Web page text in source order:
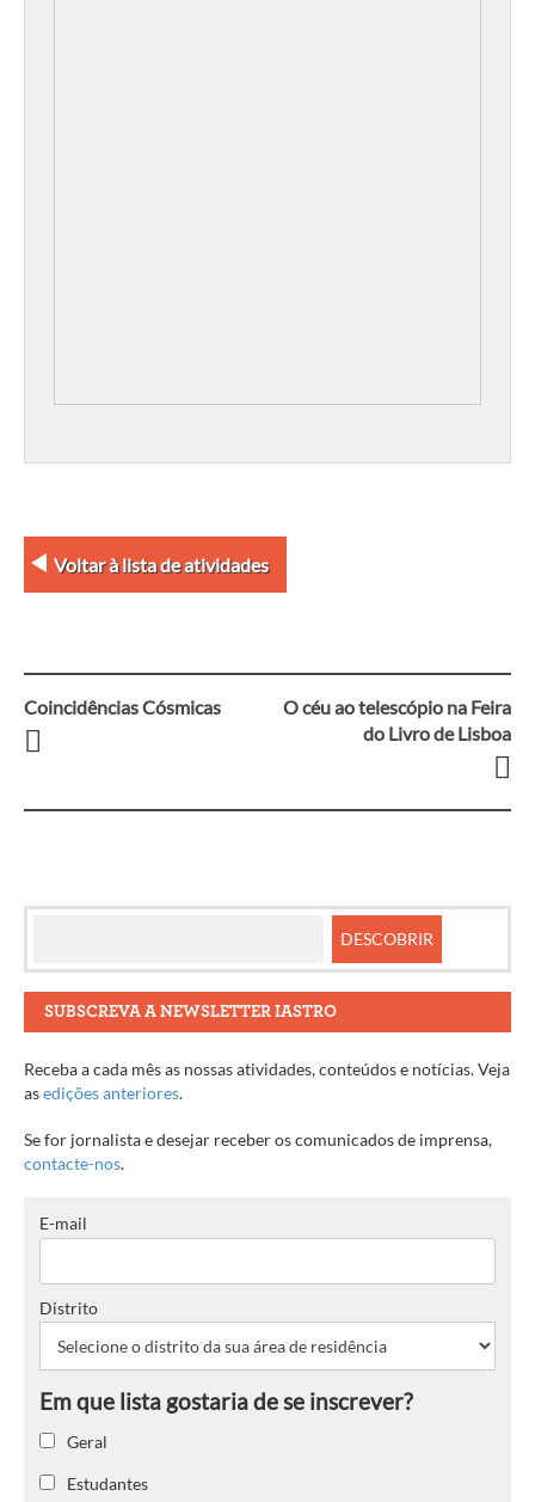
Voltar à lista de atividades
Navegação
artigos
Coincidências Cósmicas
O céu ao telescópio na Feira
do Livro de Lisboa
SUBSCREVA A NEWSLETTER IASTRO
Receba a cada mês as nossas atividades, conteúdos e notícias. Veja
asedições anteriores.
Se for jornalista e desejar receber os comunicados de imprensa,
contacte-nos.
E-mail
Distrito
Geral
Estudantes